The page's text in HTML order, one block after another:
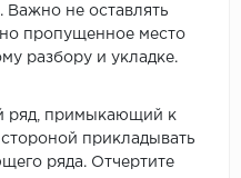
Важно не оставлять
пропущенное место
разбору и укладке.
ряд, примыкающий к
прикладывать
ряда. Отчертите